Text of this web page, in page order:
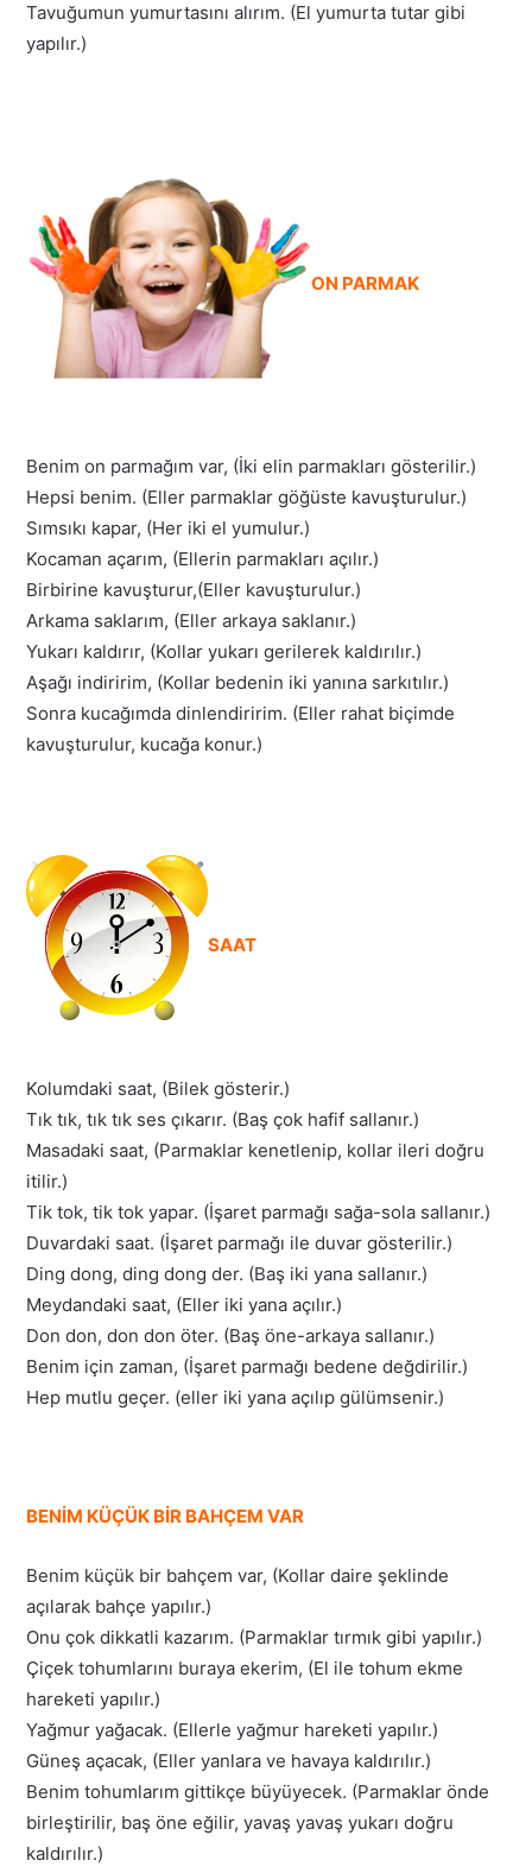
Tavuğumun yumurtasını alırım. (El yumurta tutar gibi
yapılır.)
ON PARMAK
Benim on parmağım var, (İki elin parmakları gösterilir.)
Hepsi benim. (Eller parmaklar göğüste kavuşturulur.)
Sımsıkı kapar, (Her iki el yumulur.)
Kocaman açarım, (Ellerin parmakları açılır.)
Birbirine kavuşturur,(Eller kavuşturulur.)
Arkama saklarım, (Eller arkaya saklanır.)
Yukarı kaldırır, (Kollar yukarı gerilerek kaldırılır.)
Aşağı indiririm, (Kollar bedenin iki yanına sarkıtılır.)
Sonra kucağımda dinlendiririm. (Eller rahat biçimde
kavuşturulur, kucağa konur.)
SAAT
Kolumdaki saat, (Bilek gösterir.)
Tık tık, tık tık ses çıkarır. (Baş çok hafif sallanır.)
Masadaki saat, (Parmaklar kenetlenip, kollar ileri doğru
itilir.)
Tik tok, tik tok yapar. (İşaret parmağı sağa-sola sallanır.)
Duvardaki saat. (İşaret parmağı ile duvar gösterilir.)
Ding dong, ding dong der. (Baş iki yana sallanır.)
Meydandaki saat, (Eller iki yana açılır.)
Don don, don don öter. (Baş öne-arkaya sallanır.)
Benim için zaman, (İşaret parmağı bedene değdirilir.)
Hep mutlu geçer. (eller iki yana açılıp gülümsenir.)
BENİM KÜÇÜK BİR BAHÇEM VAR
Benim küçük bir bahçem var, (Kollar daire şeklinde
açılarak bahçe yapılır.)
Onu çok dikkatli kazarım. (Parmaklar tırmık gibi yapılır.)
Çiçek tohumlarını buraya ekerim, (El ile tohum ekme
hareketi yapılır.)
Yağmur yağacak. (Ellerle yağmur hareketi yapılır.)
Güneş açacak, (Eller yanlara ve havaya kaldırılır.)
Benim tohumlarım gittikçe büyüyecek. (Parmaklar önde
birleştirilir, baş öne eğilir, yavaş yavaş yukarı doğru
kaldırılır.)